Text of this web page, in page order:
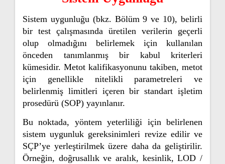
Sistem uygunluğu (bkz. Bölüm 9 ve 10), belirli
bir test çalışmasında üretilen verilerin geçerli
olup olmadığını belirlemek için kullanılan
önceden tanımlanmış bir kabul kriterleri
kümesidir. Metot kalifikasyonunu takiben, metot
için genellikle nitelikli parametreleri ve
belirlenmiş limitleri içeren bir standart işletim
prosedürü (SOP) yayınlanır.
Bu noktada, yöntem yeterliliği için belirlenen
sistem uygunluk gereksinimleri revize edilir ve
SÇP’ye yerleştirilmek üzere daha da geliştirilir.
Örneğin, doğrusallık ve aralık, kesinlik, LOD /